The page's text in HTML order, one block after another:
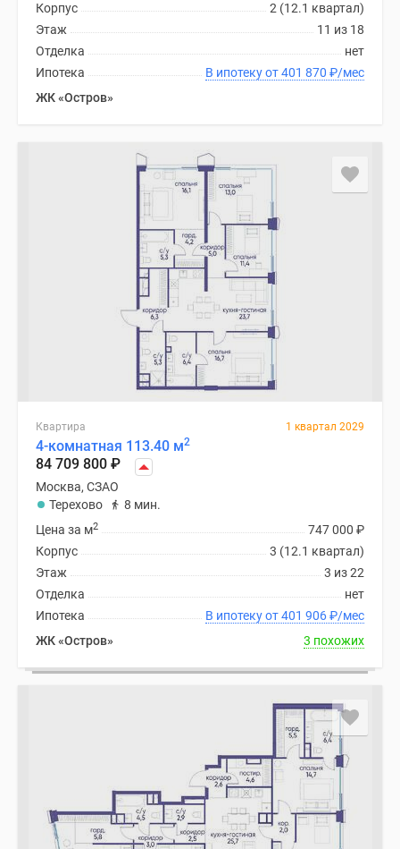
2 (12.1 квартал)
Корпус
11 из 18
Этаж
нет
Отделка
В ипотеку от 401 870 ₽/мес
Ипотека
ЖК «Остров»
Квартира 1 квартал 2029
4-комнатная 113.40 м2
84 709 800 ₽
Москва, СЗАО
Терехово
8 мин.
747 000 ₽
Цена за м2
3 (12.1 квартал)
Корпус
3 из 22
Этаж
нет
Отделка
В ипотеку от 401 906₽/мес
Ипотека
ЖК «Остров»
3 похожих